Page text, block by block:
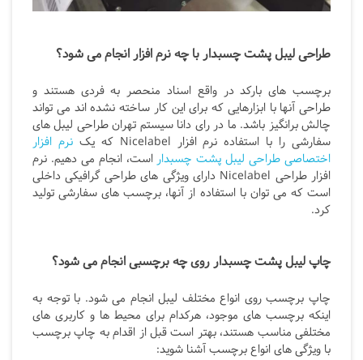
طراحی لیبل پشت چسبدار با چه نرم افزار انجام می شود؟
برچسب های بارکد در واقع اسناد منحصر به فردی هستند و
طراحی آنها با ابزارهایی که برای این کار ساخته نشده اند می تواند
چالش برانگیز باشد. ما در رای دانا سیستم تهران طراحی لیبل های
سفارشی را با استفاده نرم افزار Nicelabel که یک
نرم افزار
اختصاصی طراحی لیبل پشت چسبداراست، انجام می دهیم. نرم
افزار طراحی Nicelabel دارای ویژگی های طراحی گرافیکی داخلی
است که می توان با استفاده از آنها، برچسب های سفارشی تولید
کرد.
چاپ لیبل پشت چسبدار روی چه برچسبی انجام می شود؟
چاپ برچسب روی انواع مختلف لیبل انجام می شود. با توجه به
اینکه برچسب های موجود، هرکدام برای محیط ها و کاربری های
مختلفی مناسب هستند، بهتر است قبل از اقدام به چاپ برچسب
با ویژگی های انواع برچسب آشنا شوید: